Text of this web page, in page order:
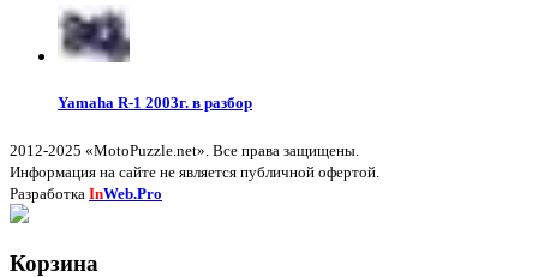
Yamaha R-1 2003г. в разбор
2012-2025 «MotoPuzzle.net». Все права защищены.
Информация на сайте не является публичной офертой.
Разработка InWeb.Pro
Корзина